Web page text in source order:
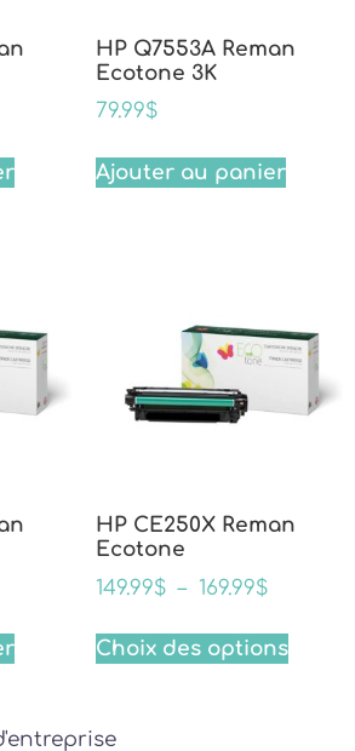
HP Q7553A Reman
Ecotone 3K
79.99$
Ajouter au panier
HP CE250X Reman
Ecotone
149.99$ – 169.99$
Choix des options